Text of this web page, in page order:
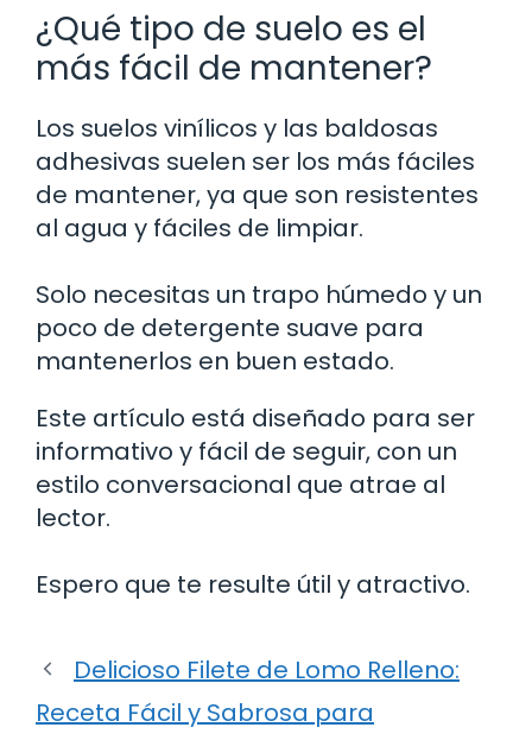
¿Qué tipo de suelo es el
más fácil de mantener?
Los suelos vinílicos y las baldosas
adhesivas suelen ser los más fáciles
de mantener, ya que son resistentes
al agua y fáciles de limpiar.
Solo necesitas un trapo húmedo y un
poco de detergente suave para
mantenerlos en buen estado.
Este artículo está diseñado para ser
informativo y fácil de seguir, con un
estilo conversacional que atrae al
lector.
Espero que te resulte útil y atractivo.
Delicioso Filete de Lomo Relleno:
Receta Fácil y Sabrosa para